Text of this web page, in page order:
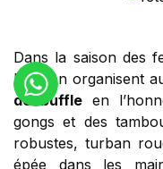
Dans la saison des
Nguyên organisent
de buffle en
gongs et des
robustes, turban
épée dans les